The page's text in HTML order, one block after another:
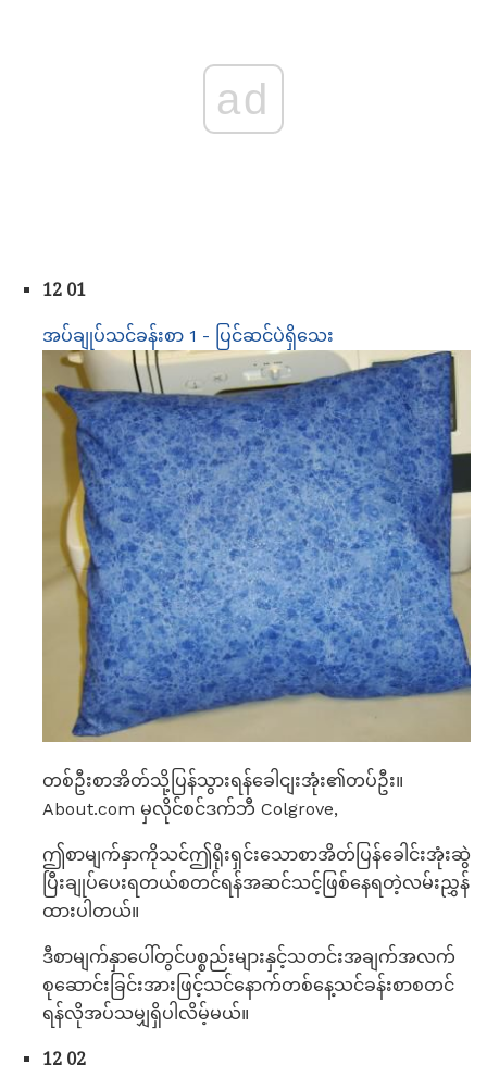
ad
12 01
အပ်ချုပ်သင်ခန်းစာ 1 - ပြင်ဆင်ပဲရှိသေး
တစ်ဦးစာအိတ်သို့ပြန်သွားရန်ခေါငျးအုံး၏တပ်ဦး။
About.com မှလိုင်စင်ဒက်ဘီ Colgrove,
ဤစာမျက်နှာကိုသင်ဤရိုးရှင်းသောစာအိတ်ပြန်ခေါင်းအုံးဆွဲ
ပြီးချုပ်ပေးရတယ်စတင်ရန်အဆင်သင့်ဖြစ်နေရတဲ့လမ်းညွှန်
ထားပါတယ်။
ဒီစာမျက်နှာပေါ်တွင်ပစ္စည်းများနှင့်သတင်းအချက်အလက်
စုဆောင်းခြင်းအားဖြင့်သင်နောက်တစ်နေ့သင်ခန်းစာစတင်
ရန်လိုအပ်သမျှရှိပါလိမ့်မယ်။
12 02